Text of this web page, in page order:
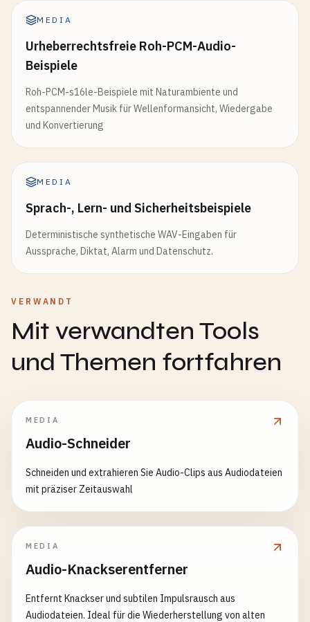
MEDIA
Urheberrechtsfreie Roh-PCM-Audio-
Beispiele
Roh-PCM-s16le-Beispiele mit Naturambiente und
entspannender Musik für Wellenformansicht, Wiedergabe
und Konvertierung
MEDIA
Sprach-, Lern- und Sicherheitsbeispiele
Deterministische synthetische WAV-Eingaben für
Aussprache, Diktat, Alarm und Datenschutz.
VERWANDT
Mit verwandten Tools
und Themen fortfahren
MEDIA
Audio-Schneider
Schneiden und extrahieren Sie Audio-Clips aus Audiodateien
mit präziser Zeitauswahl
MEDIA
Audio-Knackserentferner
Entfernt Knackser und subtilen Impulsrausch aus
Audiodateien. Ideal für die Wiederherstellung von alten